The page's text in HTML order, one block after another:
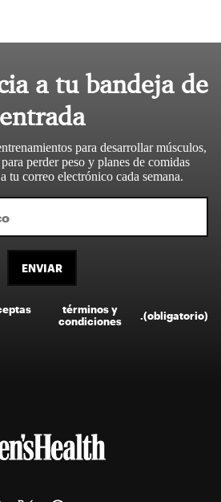
a tu bandeja de
entrada
para desarrollar músculos,
perder peso y planes de comidas
tu correo electrónico cada semana.
ENVIAR
términos y
condiciones
(obligatorio)